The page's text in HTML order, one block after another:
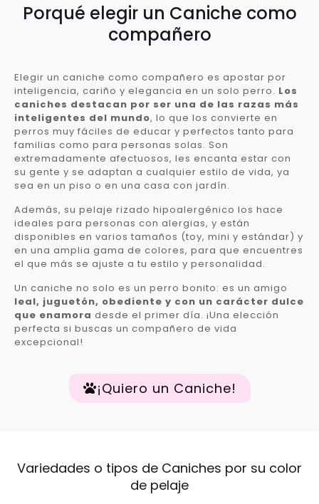
Porqué elegir un Caniche como
compañero
Elegir un caniche como compañero es apostar por
inteligencia, cariño y elegancia en un solo perro. Los
caniches destacan por ser una de las razas más
inteligentes del mundo, lo que los convierte en
perros muy fáciles de educar y perfectos tanto para
familias como para personas solas. Son
extremadamente afectuosos, les encanta estar con
su gente y se adaptan a cualquier estilo de vida, ya
sea en un piso o en una casa con jardín.
Además, su pelaje rizado hipoalergénico los hace
ideales para personas con alergias, y están
disponibles en varios tamaños (toy, mini y estándar) y
en una amplia gama de colores, para que encuentres
el que más se ajuste a tu estilo y personalidad.
Un caniche no solo es un perro bonito: es un amigo
leal, juguetón, obediente y con un carácter dulce
que enamora desde el primer día. ¡Una elección
perfecta si buscas un compañero de vida
excepcional!
¡Quiero un Caniche!
Variedades o tipos de Caniches por su color
de pelaje